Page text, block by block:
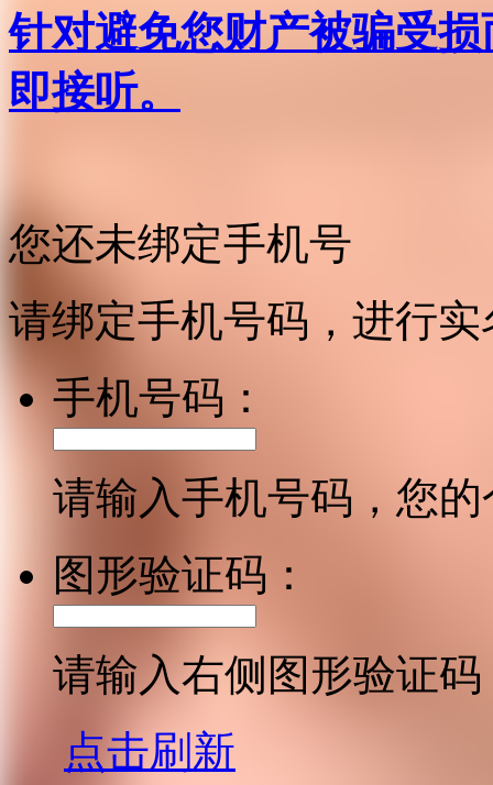
针对避免您财产被骗受
即接听。
您还未绑定手机号
请绑定手机号码，进行
手机号码：
请输入手机号码，您
图形验证码：
请输入右侧图形验证码
点击刷新